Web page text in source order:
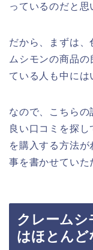
っているのだと思
だから、まずは
ムシモンの商品
ている人も中には
なので、こちら
良い口コミを探
を購入する方法
事を書かせていた
クレームシ
はほとんど